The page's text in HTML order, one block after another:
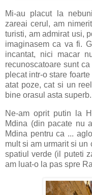
Mi-au placut la
zareai cerul, am
turisti, am admirat usi,
imaginasem ca va fi.
incantat, nici macar
recunoscatoare sunt
plecat intr-o stare
atat poze, cat si un
bine orasul asta superb.
Ne-am oprit putin la
Mdina (din pacate nu
Mdina pentru ca ...
mult si am urmarit si
spatiul verde (il puteti
am luat-o la pas spre